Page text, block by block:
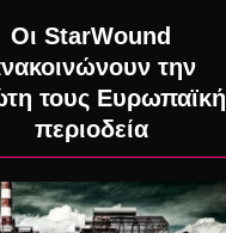
Οι StarWound
την
τους Ευρωπαϊκή
περιοδεία